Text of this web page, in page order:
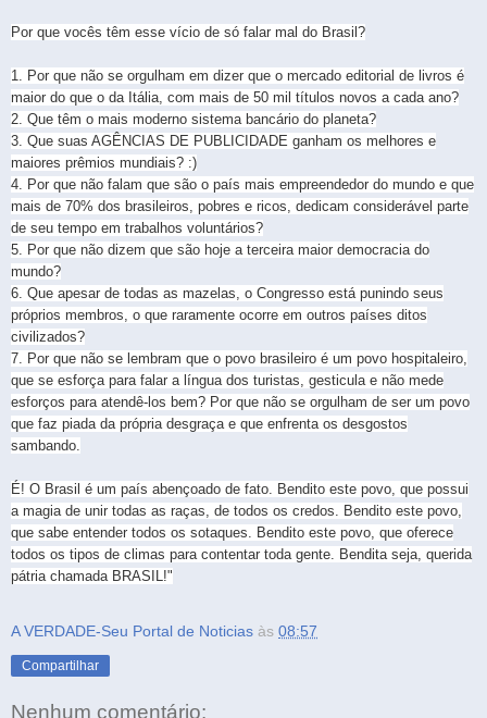
Por que vocês têm esse vício de só falar mal do Brasil?
1. Por que não se orgulham em dizer que o mercado editorial de livros é
maior do que o da Itália, com mais de 50 mil títulos novos a cada ano?
2. Que têm o mais moderno sistema bancário do planeta?
3. Que suas AGÊNCIAS DE PUBLICIDADE ganham os melhores e
maiores prêmios mundiais? :)
4. Por que não falam que são o país mais empreendedor do mundo e que
mais de 70% dos brasileiros, pobres e ricos, dedicam considerável parte
de seu tempo em trabalhos voluntários?
5. Por que não dizem que são hoje a terceira maior democracia do
mundo?
6. Que apesar de todas as mazelas, o Congresso está punindo seus
próprios membros, o que raramente ocorre em outros países ditos
civilizados?
7. Por que não se lembram que o povo brasileiro é um povo hospitaleiro,
que se esforça para falar a língua dos turistas, gesticula e não mede
esforços para atendê-los bem? Por que não se orgulham de ser um povo
que faz piada da própria desgraça e que enfrenta os desgostos
sambando.
É! O Brasil é um país abençoado de fato. Bendito este povo, que possui
a magia de unir todas as raças, de todos os credos. Bendito este povo,
que sabe entender todos os sotaques. Bendito este povo, que oferece
todos os tipos de climas para contentar toda gente. Bendita seja, querida
pátria chamada BRASIL!"
A VERDADE-Seu Portal de Noticias às 08:57
Compartilhar
Nenhum comentário: